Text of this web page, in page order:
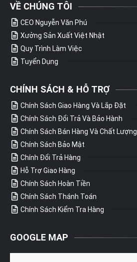
VỀ CHÚNG TÔI
CEO Nguyễn Văn Phú
Xưởng Sản Xuất Việt Nhật
Quy Trình Làm Việc
Tuyển Dụng
CHÍNH SÁCH & HỖ TRỢ
Chính Sách Giao Hàng Và Lắp Đặt
Chính Sách Đổi Trả Và Bảo Hành
Chính Sách Bán Hàng Và Chất Lượng
Chính Sách Bảo Mật
Chính Đổi Trả Hàng
Hỗ Trợ Giao Hàng
Chính Sách Hoàn Tiền
Chính Sách Thánh Toán
Chính Sách Kiểm Tra Hàng
GOOGLE MAP